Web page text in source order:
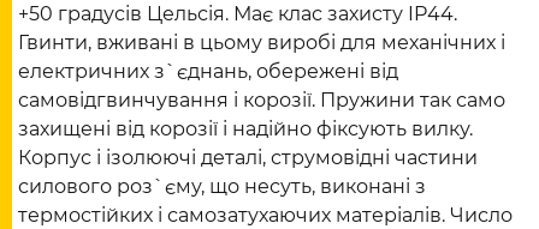
+50 градусів Цельсія. Має клас захисту IP44.
Гвинти, вживані в цьому виробі для механічних і
електричних з`єднань, обережені від
самовідгвинчування і корозії. Пружини так само
захищені від корозії і надійно фіксують вилку.
Корпус і ізолюючі деталі, струмовідні частини
силового роз`єму, що несуть, виконані з
термостійких і самозатухаючих матеріалів. Число